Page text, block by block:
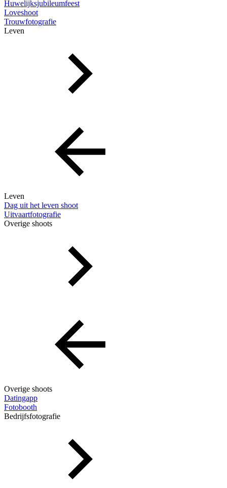
Huwelijksjubileumfeest
Loveshoot
Trouwfotografie
Leven
Leven
Dag uit het leven shoot
Uitvaartfotografie
Overige shoots
Overige shoots
Datingapp
Fotobooth
Bedrijfsfotografie